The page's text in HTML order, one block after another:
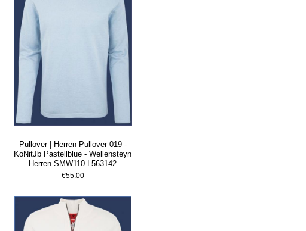
Pullover | Herren Pullover 019 -
KoNitJb Pastellblue - Wellensteyn
Herren SMW110.L563142
€55.00